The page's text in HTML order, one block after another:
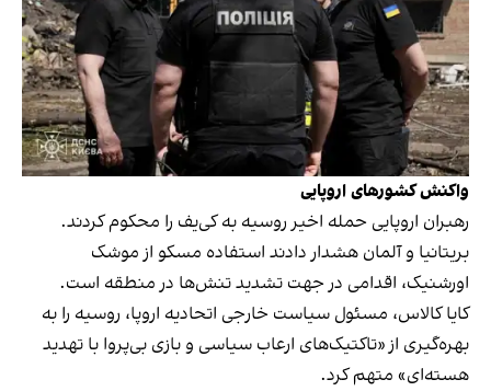
واکنش کشورهای اروپایی
رهبران اروپایی حمله اخیر روسیه به کی‌یف را محکوم کردند.
بریتانیا و آلمان هشدار دادند استفاده مسکو از موشک
اورشنیک، اقدامی در جهت تشدید تنش‌ها در منطقه است.
کایا کالاس، مسئول سیاست خارجی اتحادیه اروپا، روسیه را به
بهره‌گیری از «تاکتیک‌های ارعاب سیاسی و بازی بی‌پروا با تهدید
هسته‌ای» متهم کرد.